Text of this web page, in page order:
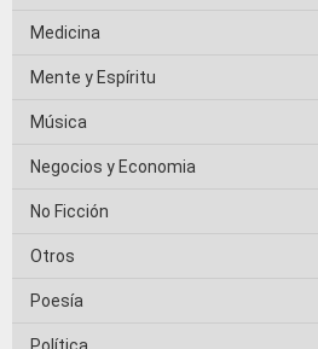
Medicina
Mente y Espíritu
Música
Negocios y Economia
No Ficción
Otros
Poesía